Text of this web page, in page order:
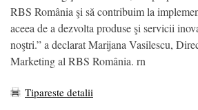
RBS România şi să contribuim la
aceea de a dezvolta produse şi servicii
noştri.” a declarat Marijana Vasilescu,
Marketing al RBS România. rn
Tipareste detalii